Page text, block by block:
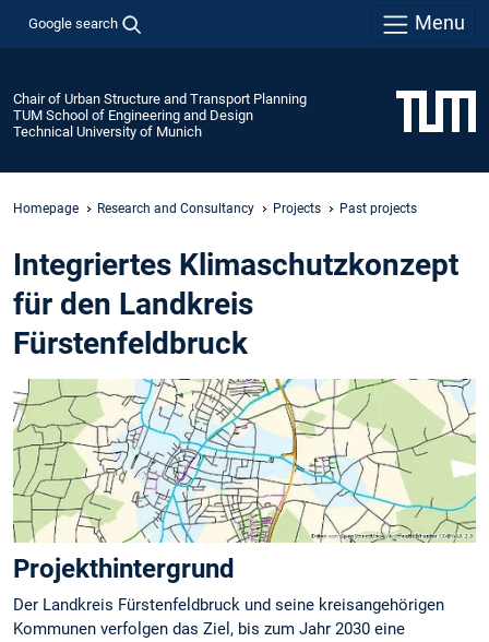
Google search Menu
Chair of Urban Structure and Transport Planning
TUM School of Engineering and Design
Technical University of Munich
Homepage Research and Consultancy Projects Past projects
Integriertes Klimaschutzkonzept
für den Landkreis
Fürstenfeldbruck
Projekthintergrund
Der Landkreis Fürstenfeldbruck und seine kreisangehörigen
Kommunen verfolgen das Ziel, bis zum Jahr 2030 eine